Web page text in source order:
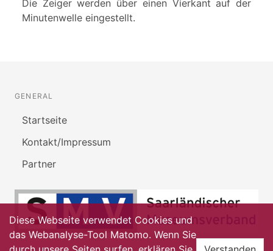
Die Zeiger werden über einen Vierkant auf der
Minutenwelle eingestellt.
GENERAL
Startseite
Kontakt/Impressum
Partner
Diese Webseite verwendet Cookies und
das Webanalyse-Tool Matomo. Wenn Sie